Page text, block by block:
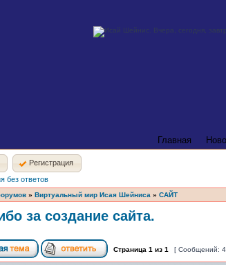
Главная
Регистрация
без ответов
» Виртуальный мир Исая Шейниса » САЙТ
за создание сайта.
Страница 1 из 1 [ Сообщений: